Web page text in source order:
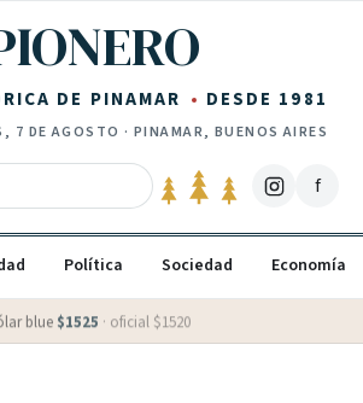
DE PINAMAR DESDE 1981
7 DE AGOSTO · PINAMAR, BUENOS AIRES
f
Política Sociedad Economía
blue $1525 · oficial $1520